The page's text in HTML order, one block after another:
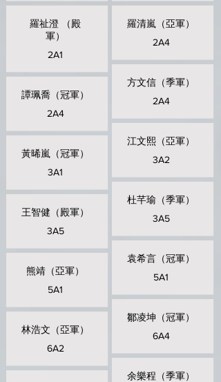
羅祉澄 （殿
軍）
2A1
譚珮喬（冠軍）
2A4
黃晞嵐（冠軍）
3A1
王智健（殿軍）
3A5
熊靖（亞軍）
5A1
林浩文（亞軍）
6A2
羅清嵐（亞軍）
2A4
方文信（季軍）
2A4
江文熙（亞軍）
3A2
杜芊瑜（季軍）
3A5
袁希言（冠軍）
5A1
鄒凌坤（冠軍）
6A4
余樂程（季軍）